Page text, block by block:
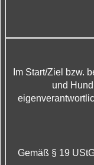
Im Start/Ziel bzw.
und
Gemäß § 19